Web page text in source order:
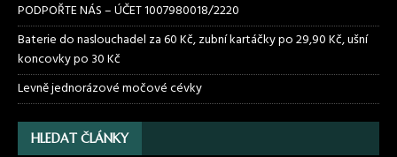
PODPOŘTE NÁS – ÚČET 1007980018/2220
Baterie do naslouchadel za 60 Kč, zubní kartáčky po 29,90 Kč, ušní
koncovky po 30 Kč
Levně jednorázové močové cévky
HLEDAT ČLÁNKY